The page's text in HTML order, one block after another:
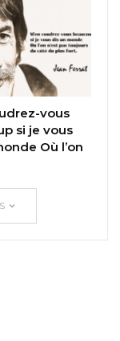
vous
si je vous
Où l’on